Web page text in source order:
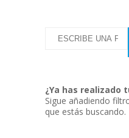
¿Ya has realizado
Sigue añadiendo
que estás buscando.